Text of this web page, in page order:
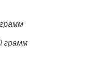
грамм